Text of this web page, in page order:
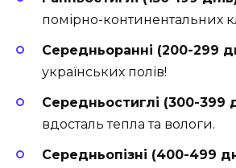
помірно-континентальних
Середньоранні (200-299
українських полів!
Середньостиглі (300-399
вдосталь тепла та вологи.
Середньопізні (400-499